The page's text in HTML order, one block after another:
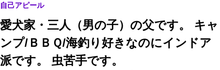
自己アピール
愛犬家・三人（男の子）の父です。 キャ
ンプ/ＢＢＱ/海釣り好きなのにインドア
派です。 虫苦手です。